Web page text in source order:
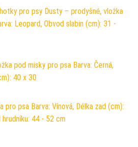
pro psy Dusty – prodyšné, vložka
Leopard, Obvod slabin (cm): 31 -
pod misky pro psa Barva: Černá,
40 x 30
pro psa Barva: Vínová, Délka zad (cm):
hrudníku: 44 - 52 cm